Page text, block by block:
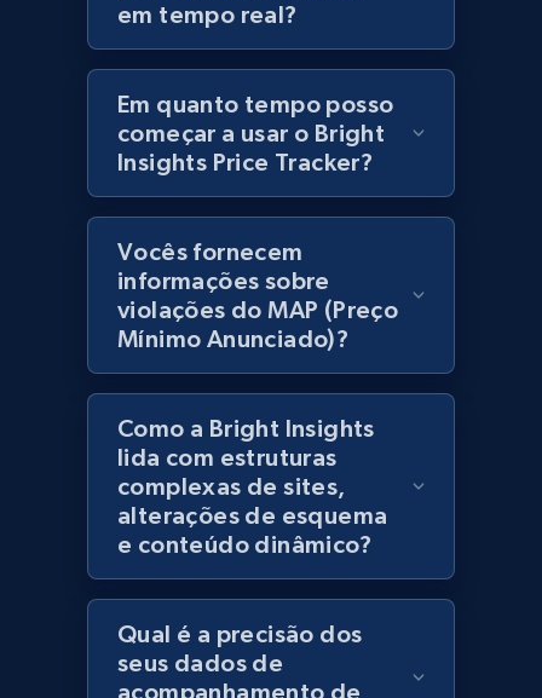
1.1K+ 149+
Best Buy products - Collect data on
products using specified keywords
URL, Product id, Title, Images, Final price,
Currency, Discount, Initial price, and more.
149+ Comece agora
URL, Title, Rating, Reviews, Initial price, Final
price, Currency, Stock, and more.
991+ 165+ Comece agora
Lazada - Products - Discover products by
keyword
em tempo real?
Em quanto tempo posso
começar a usar o Bright
Insights Price Tracker?
Vocês fornecem
informações sobre
violações do MAP (Preço
Mínimo Anunciado)?
Como a Bright Insights
lida com estruturas
complexas de sites,
alterações de esquema
e conteúdo dinâmico?
Qual é a precisão dos
seus dados de
acompanhamento de